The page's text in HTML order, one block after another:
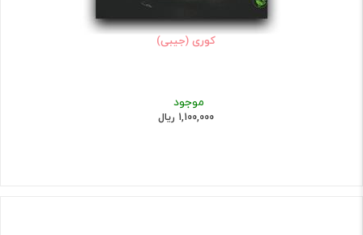
کوری (جیبی)
موجود
1,100,000 ریال